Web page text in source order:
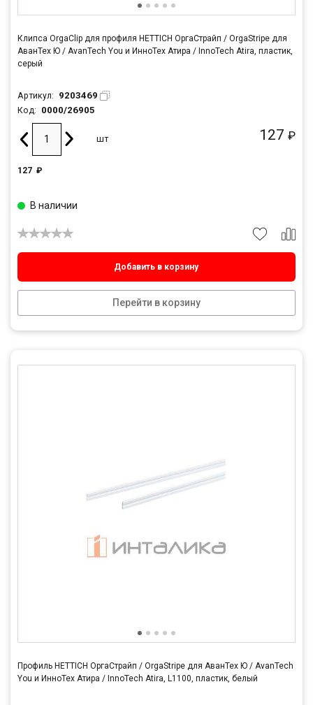
Клипса OrgaClip для профиля HETTICH ОргаСтрайп / OrgaStripe для
АванТех Ю / AvanTech You и ИнноТех Атира / InnoTech Atira, пластик,
серый
Артикул: 9203469
Код: 0000/26905
127 ₽
шт
127 ₽
Добавить в корзину
Перейти в корзину
В наличии
Профиль HETTICH ОргаСтрайп / OrgaStripe для АванТех Ю / AvanTech
You и ИнноТех Атира / InnoTech Atira, L1100, пластик, белый